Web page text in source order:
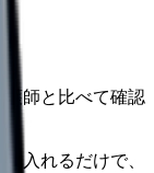
護師と比べて確認
入れるだけで、